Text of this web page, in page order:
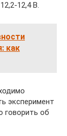
12,4 В.
как
эксперимент
говорить об